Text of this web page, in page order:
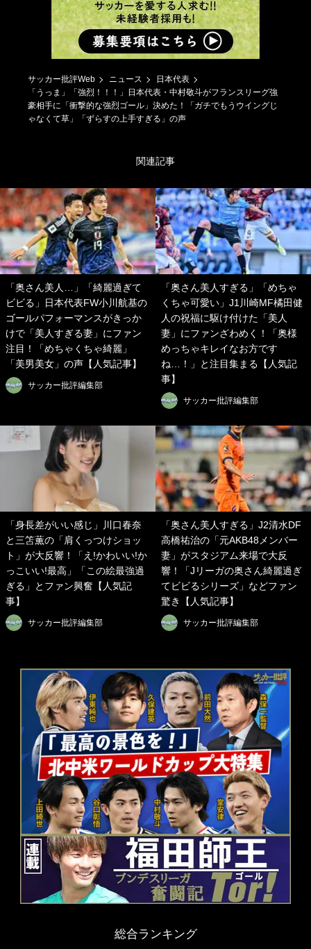
サッカー批評Web ニュース
日本代表
「うっま」「強烈！！！」日本代表・中村敬斗がフランスリーグ強
豪相手に「衝撃的な強烈ゴール」決めた！「ガチでもうウイングじ
ゃなくて草」「ずらすの上手すぎる」の声
関連記事
「奥さん美人…」「綺麗過ぎて
ビビる」日本代表FW小川航基の
ゴールパフォーマンスがきっか
けで「美人すぎる妻」にファン
注目！「めちゃくちゃ綺麗」
「美男美女」の声【人気記事】
サッカー批評編集部
「奥さん美人すぎる」「めちゃ
くちゃ可愛い」J1川崎MF橘田健
人の祝福に駆け付けた「美人
妻」にファンざわめく！「奥様
めっちゃキレイなお方です
ね…！」と注目集まる【人気記
事】
サッカー批評編集部
「身長差がいい感じ」川口春奈
と三笘薫の「肩くっつけショッ
ト」が大反響！「え!かわいい!か
っこいい!最高」「この絵最強過
ぎる」とファン興奮【人気記
事】
サッカー批評編集部
「奥さん美人すぎる」J2清水DF
高橋祐治の「元AKB48メンバー
妻」がスタジアム来場で大反
響！「Jリーガの奥さん綺麗過ぎ
てビビるシリーズ」などファン
驚き【人気記事】
サッカー批評編集部
総合ランキング